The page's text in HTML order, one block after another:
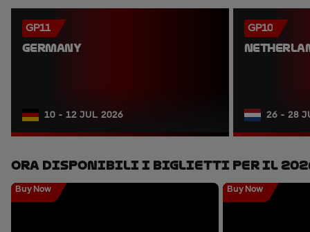
GP11
GERMANY
10 - 12 JUL 2026
GP10
26 - 28
Ora Disponibili I Biglietti Per Il
Buy Now Buy Now